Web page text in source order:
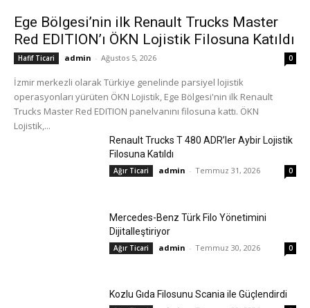
Ege Bölgesi’nin ilk Renault Trucks Master
Red EDITION’ı ÖKN Lojistik Filosuna Katıldı
Hafif Ticari admin - Ağustos 5, 2026 0
İzmir merkezli olarak Türkiye genelinde parsiyel lojistik
operasyonları yürüten ÖKN Lojistik, Ege Bölgesi'nin ilk Renault
Trucks Master Red EDITION panelvanını filosuna kattı. ÖKN
Lojistik,...
Renault Trucks T 480 ADR’ler Aybir Lojistik
Filosuna Katıldı
Ağır Ticari admin - Temmuz 31, 2026 0
Mercedes-Benz Türk Filo Yönetimini
Dijitalleştiriyor
Ağır Ticari admin - Temmuz 30, 2026 0
Kozlu Gıda Filosunu Scania ile Güçlendirdi